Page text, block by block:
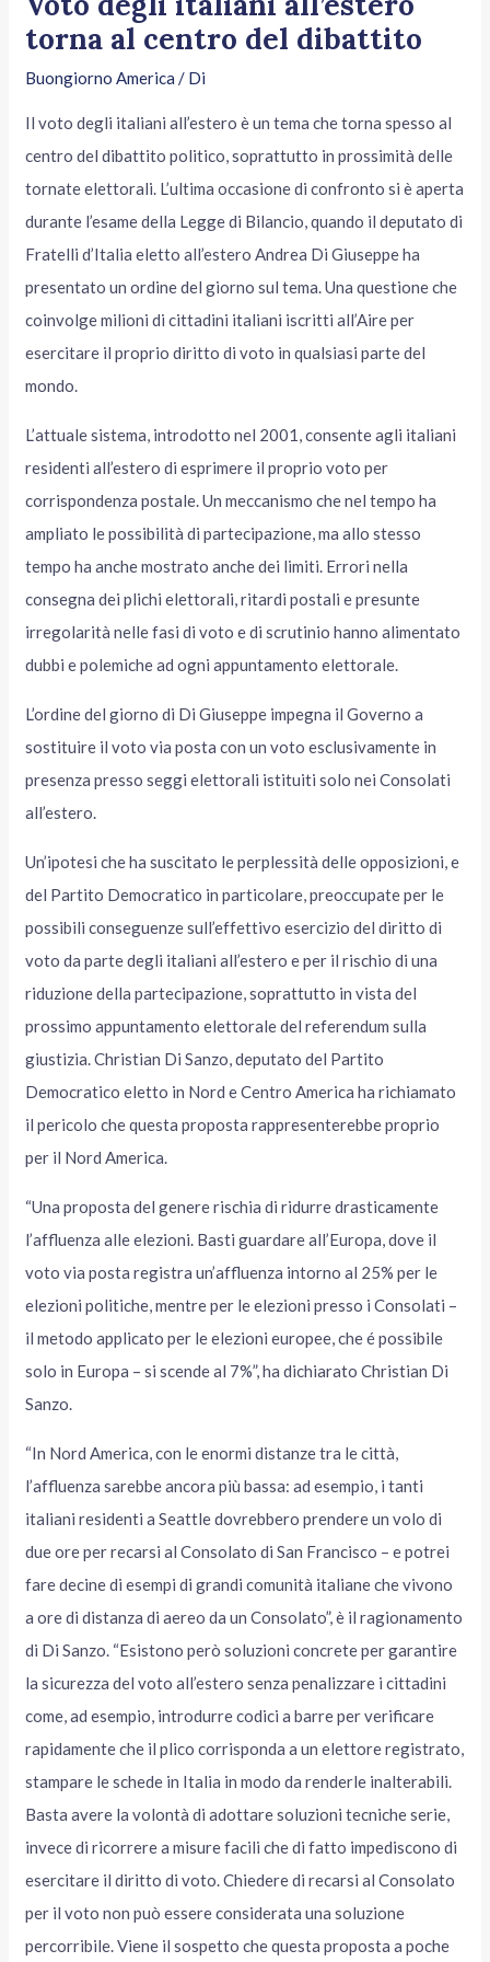
torna al centro del dibattito
Buongiorno America / Di
Il voto degli italiani all’estero è un tema che torna spesso al
centro del dibattito politico, soprattutto in prossimità delle
tornate elettorali. L’ultima occasione di confronto si è aperta
durante l’esame della Legge di Bilancio, quando il deputato di
Fratelli d’Italia eletto all’estero Andrea Di Giuseppe ha
presentato un ordine del giorno sul tema. Una questione che
coinvolge milioni di cittadini italiani iscritti all’Aire per
esercitare il proprio diritto di voto in qualsiasi parte del
mondo.
L’attuale sistema, introdotto nel 2001, consente agli italiani
residenti all’estero di esprimere il proprio voto per
corrispondenza postale. Un meccanismo che nel tempo ha
ampliato le possibilità di partecipazione, ma allo stesso
tempo ha anche mostrato anche dei limiti. Errori nella
consegna dei plichi elettorali, ritardi postali e presunte
irregolarità nelle fasi di voto e di scrutinio hanno alimentato
dubbi e polemiche ad ogni appuntamento elettorale.
L’ordine del giorno di Di Giuseppe impegna il Governo a
sostituire il voto via posta con un voto esclusivamente in
presenza presso seggi elettorali istituiti solo nei Consolati
all’estero.
Un’ipotesi che ha suscitato le perplessità delle opposizioni, e
del Partito Democratico in particolare, preoccupate per le
possibili conseguenze sull’effettivo esercizio del diritto di
voto da parte degli italiani all’estero e per il rischio di una
riduzione della partecipazione, soprattutto in vista del
prossimo appuntamento elettorale del referendum sulla
giustizia. Christian Di Sanzo, deputato del Partito
Democratico eletto in Nord e Centro America ha richiamato
il pericolo che questa proposta rappresenterebbe proprio
per il Nord America.
“Una proposta del genere rischia di ridurre drasticamente
l’affluenza alle elezioni. Basti guardare all’Europa, dove il
voto via posta registra un’affluenza intorno al 25% per le
elezioni politiche, mentre per le elezioni presso i Consolati –
il metodo applicato per le elezioni europee, che é possibile
solo in Europa – si scende al 7%”, ha dichiarato Christian Di
Sanzo.
“In Nord America, con le enormi distanze tra le città,
l’affluenza sarebbe ancora più bassa: ad esempio, i tanti
italiani residenti a Seattle dovrebbero prendere un volo di
due ore per recarsi al Consolato di San Francisco – e potrei
fare decine di esempi di grandi comunità italiane che vivono
a ore di distanza di aereo da un Consolato”, è il ragionamento
di Di Sanzo. “Esistono però soluzioni concrete per garantire
la sicurezza del voto all’estero senza penalizzare i cittadini
come, ad esempio, introdurre codici a barre per verificare
rapidamente che il plico corrisponda a un elettore registrato,
stampare le schede in Italia in modo da renderle inalterabili.
Basta avere la volontà di adottare soluzioni tecniche serie,
invece di ricorrere a misure facili che di fatto impediscono di
esercitare il diritto di voto. Chiedere di recarsi al Consolato
per il voto non può essere considerata una soluzione
percorribile. Viene il sospetto che questa proposta a poche